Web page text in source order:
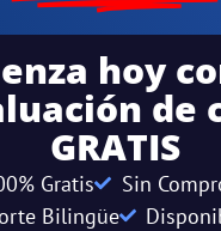
hoy
de
GRATIS
Gratis
Sin
Bilingüe